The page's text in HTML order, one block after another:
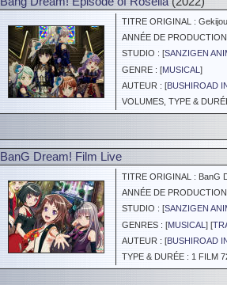
TITRE ORIGINAL :
ANNÉE DE
STUDIO : [SANZIGEN
GENRE : [MUSICAL ]
AUTEUR : [BUSHIROAD
VOLUMES, TYPE &
BanG Dream! Film Live
TITRE ORIGINAL : BanG
ANNÉE DE
STUDIO : [SANZIGEN
GENRES : [MUSICAL ] [
AUTEUR : [BUSHIROAD
TYPE & DURÉE : 1 FILM